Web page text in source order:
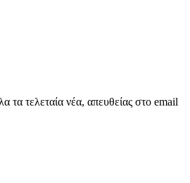
τα τελεταία νέα, απευθείας στο email